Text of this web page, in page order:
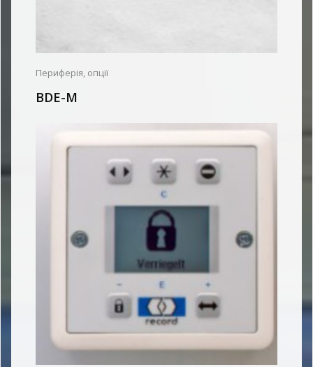
Периферія, опції
BDE-M